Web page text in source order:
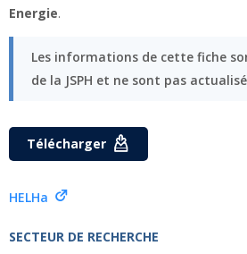
Energie.
Les informations de cette fiche
de la JSPH et ne sont pas
Télécharger
HELHa
SECTEUR DE RECHERCHE